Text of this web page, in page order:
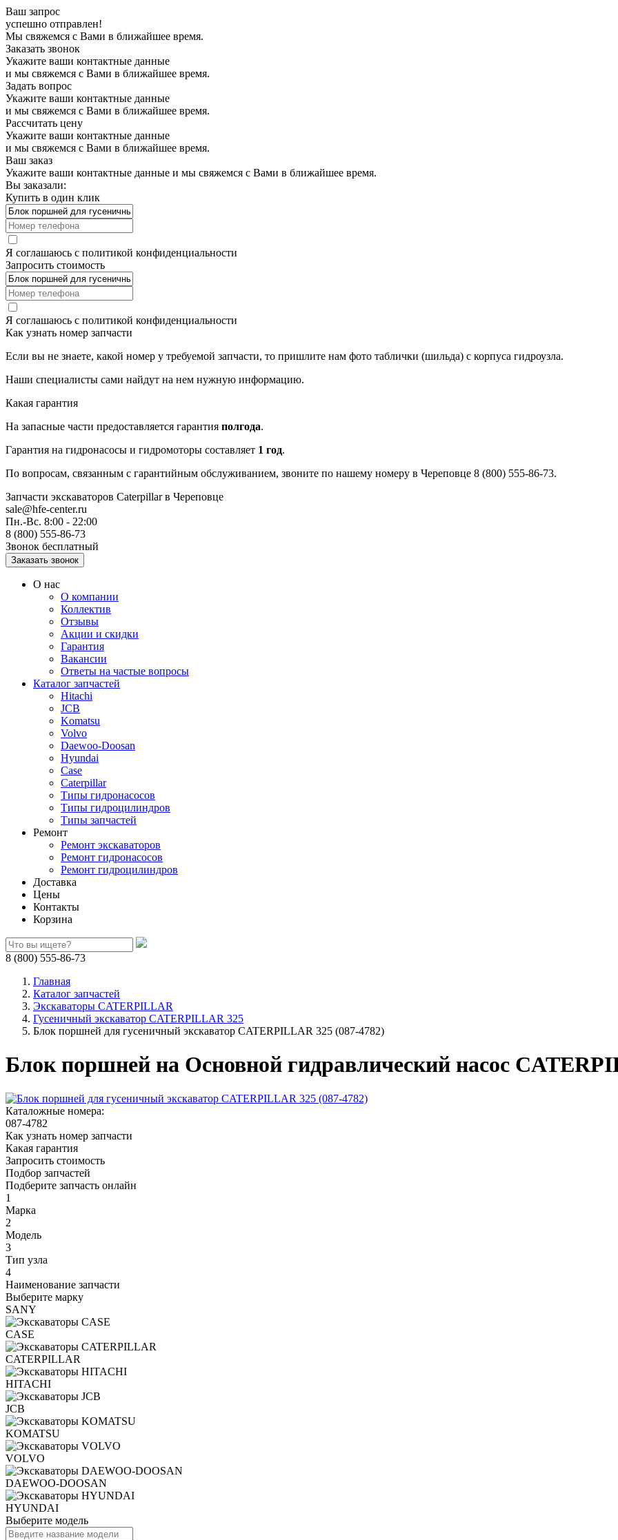
Ваш запрос
успешно отправлен!
Мы свяжемся с Вами в ближайшее время.
Заказать звонок
Укажите ваши контактные данные
и мы свяжемся с Вами в ближайшее время.
Задать вопрос
Укажите ваши контактные данные
и мы свяжемся с Вами в ближайшее время.
Рассчитать цену
Укажите ваши контактные данные
и мы свяжемся с Вами в ближайшее время.
Ваш заказ
Укажите ваши контактные данные и мы свяжемся с Вами в ближайшее время.
Вы заказали:
Купить в один клик
Я соглашаюсь с политикой конфиденциальности
Запросить стоимость
Я соглашаюсь с политикой конфиденциальности
Как узнать номер запчасти
Если вы не знаете, какой номер у требуемой запчасти, то пришлите нам фото таблички (шильда) с корпуса гидроузла.
Наши специалисты сами найдут на нем нужную информацию.
Какая гарантия
На запасные части предоставляется гарантия полгода.
Гарантия на гидронасосы и гидромоторы составляет 1 год.
По вопросам, связанным с гарантийным обслуживанием, звоните по нашему номеру в Череповце 8 (800) 555-86-73.
Запчасти экскаваторов Caterpillarв Череповце
sale@hfe-center.ru
Пн.-Вс. 8:00 - 22:00
8 (800) 555-86-73
Звонок бесплатный
О нас
О компании
Коллектив
Отзывы
Акции и скидки
Гарантия
Вакансии
Ответы на частые вопросы
Каталог запчастей
Hitachi
JCB
Komatsu
Volvo
Daewoo-Doosan
Hyundai
Case
Caterpillar
Типы гидронасосов
Типы гидроцилиндров
Типы запчастей
Ремонт
Ремонт экскаваторов
Ремонт гидронасосов
Ремонт гидроцилиндров
Доставка
Цены
Контакты
Корзина
8 (800) 555-86-73
Главная
Каталог запчастей
Экскаваторы CATERPILLAR
Гусеничный экскаватор CATERPILLAR 325
Блок поршней для гусеничный экскаватор CATERPILLAR 325 (087-4782)
Блок поршней на Основной гидравлический насос
Каталожные номера:
087-4782
Как узнать номер запчасти
Какая гарантия
Запросить стоимость
Подбор запчастей
Подберите запчасть онлайн
1
Марка
2
Модель
3
Тип узла
4
Наименование запчасти
Выберите марку
SANY
CASE
CATERPILLAR
HITACHI
JCB
KOMATSU
VOLVO
DAEWOO-DOOSAN
HYUNDAI
Выберите модель